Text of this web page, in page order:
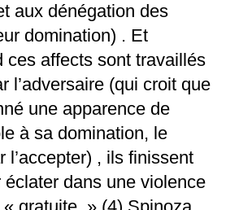
aux dénégation des
domination) . Et
ces affects sont travaillés
l’adversaire (qui croit que
une apparence de
à sa domination, le
l’accepter) , ils finissent
dans une violence